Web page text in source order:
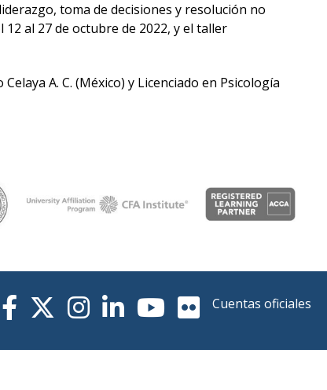
facultad
toma de decisiones y resolución no
12 al 27 de octubre de 2022, y el taller
A. C. (México) y Licenciado en Psicología
Cuentas oficiales